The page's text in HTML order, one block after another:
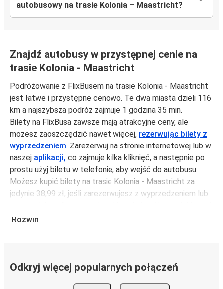
autobusowy na trasie Kolonia – Maastricht?
Znajdź autobusy w przystępnej cenie na
trasie Kolonia - Maastricht
Podróżowanie z FlixBusem na trasie Kolonia - Maastricht
jest łatwe i przystępne cenowo. Te dwa miasta dzieli 116
km a najszybsza podróż zajmuje 1 godzina 35 min.
Bilety na FlixBusa zawsze mają atrakcyjne ceny, ale
możesz zaoszczędzić nawet więcej, rezerwując bilety z
wyprzedzeniem. Zarezerwuj na stronie internetowej lub w
naszej aplikacji, co zajmuje kilka kliknięć, a następnie po
prostu użyj biletu w telefonie, aby wejść do autobusu.
Możesz kupić bilety na trasie Kolonia - Maastricht za
jedynie 38,99 zł, jeśli zarezerwujesz z wyprzedzeniem lub
szybko, łatwo i zadbać o zmniejszanie śladu węglowego,
Trasa Kolonia - Maastricht jest łatwa i wygodna z
Rozwiń
Odkryj więcej popularnych połączeń